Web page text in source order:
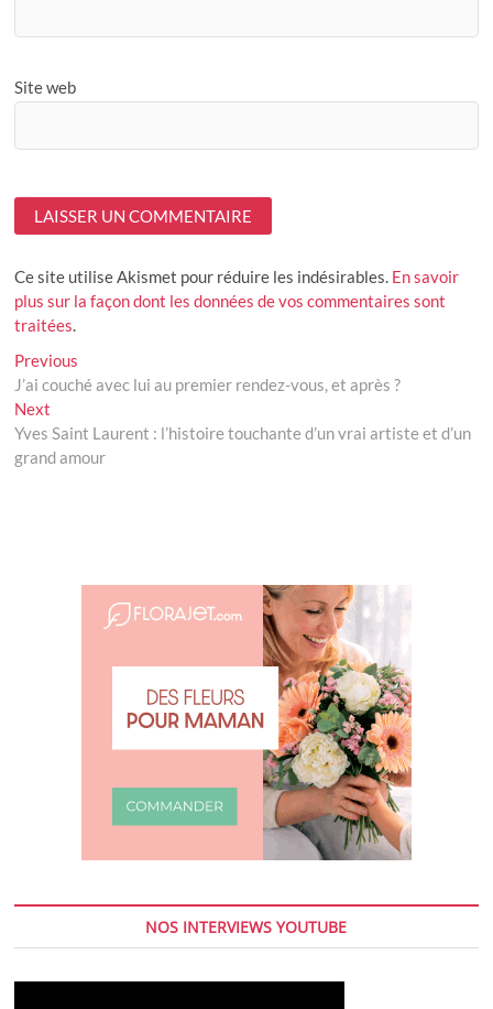
Site web
Ce site utilise Akismet pour réduire les indésirables. En savoir
plus sur la façon dont les données de vos commentaires sont
traitées.
Navigation
de
l’article
Previous
post:
J’ai couché avec lui au premier rendez-vous, et après ?
Next
post:
Yves Saint Laurent : l’histoire touchante d’un vrai artiste et d’un
grand amour
NOS INTERVIEWS YOUTUBE